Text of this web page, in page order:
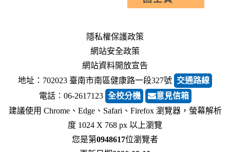
隱私權保護政策
網站安全政策
網站資料開放宣告
地址：702023 臺南市南區健康路一段327號 交通路線
電話︰06-2617123 全校分機
意見信箱
建議使用 Chrome、Edge、Safari、Firefox 瀏覽器，螢幕解析
度 1024 X 768 px 以上瀏覽
您是第0948617位瀏覽者